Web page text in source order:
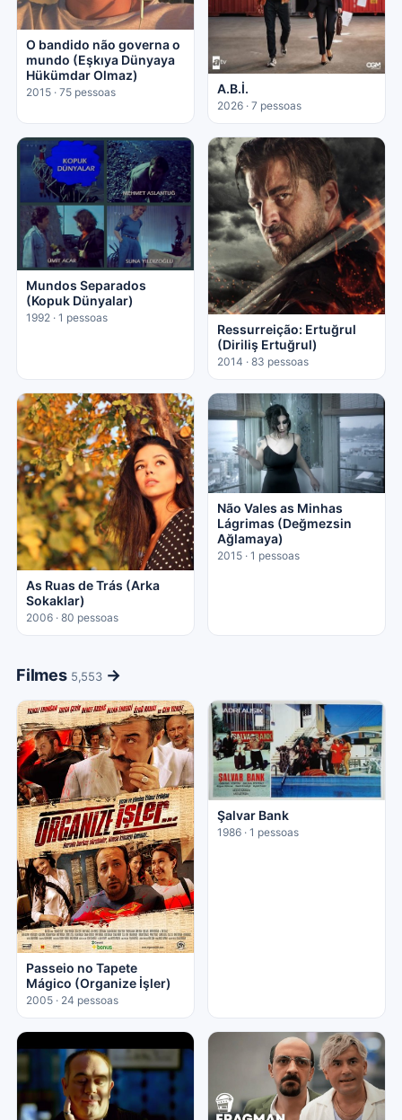
O bandido não governa o
mundo (Eşkıya Dünyaya
Hükümdar Olmaz)
2015 · 75 pessoas A.B.İ.
2026 · 7 pessoas
Mundos Separados
(Kopuk Dünyalar)
1992 · 1 pessoas
Ressurreição: Ertuğrul
(Diriliş Ertuğrul)
2014 · 83 pessoas
As Ruas de Trás (Arka
Sokaklar)
2006 · 80 pessoas
Não Vales as Minhas
Lágrimas (Değmezsin
Ağlamaya)
2015 · 1 pessoas
Filmes 5,553→
Passeio no Tapete
Mágico (Organize İşler)
2005 · 24 pessoas
Şalvar Bank
1986 · 1 pessoas